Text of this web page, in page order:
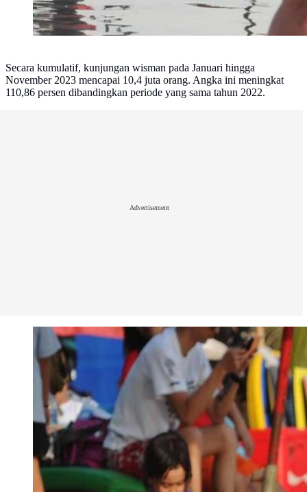
Secara kumulatif, kunjungan wisman pada Januari hingga
November 2023 mencapai 10,4 juta orang. Angka ini meningkat
110,86 persen dibandingkan periode yang sama tahun 2022.
Advertisement